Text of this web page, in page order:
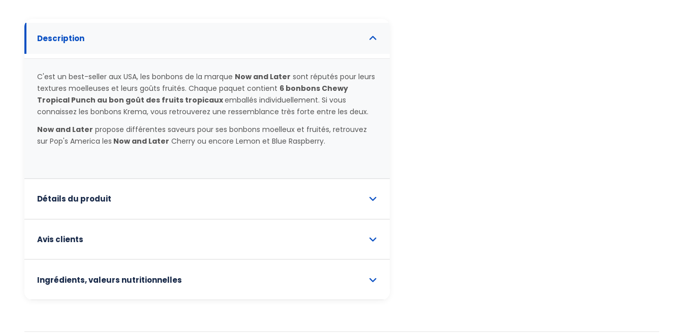
Description
C'est un best-seller aux USA, les bonbons de la marque Now and Later sont réputés pour leurs
textures moelleuses et leurs goûts fruités. Chaque paquet contient 6 bonbons Chewy
Tropical Punch au bon goût des fruits tropicauxemballés individuellement. Si vous
connaissez les bonbons Krema, vous retrouverez une ressemblance très forte entre les deux.
Now and Later propose différentes saveurs pour ses bonbons moelleux et fruités, retrouvez
sur Pop's America les Now and Later Cherry ou encore Lemon et Blue Raspberry.
Détails du produit
Avis clients
Ingrédients, valeurs nutritionnelles